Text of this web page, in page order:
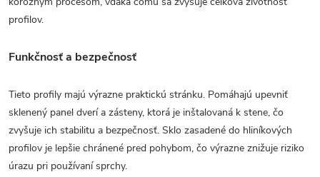
profilov.
Funkčnosť a bezpečnosť
Tieto profily majú výrazne praktickú stránku. Pomáhajú upevniť
sklenený panel dverí a zásteny, ktorá je inštalovaná k stene, čo
zvyšuje ich stabilitu a bezpečnosť. Sklo zasadené do hliníkových
profilov je lepšie chránené pred pohybom, čo výrazne znižuje riziko
úrazu pri používaní sprchy.